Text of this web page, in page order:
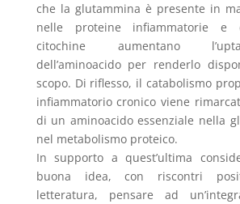
che la glutammina è presente in
nelle proteine infiammatorie e
citochine aumentano
dell’aminoacido per renderlo
scopo. Di riflesso, il catabolismo
infiammatorio cronico viene
di un aminoacido essenziale nella
nel metabolismo proteico.
In supporto a quest’ultima
buona idea, con riscontri
letteratura, pensare ad